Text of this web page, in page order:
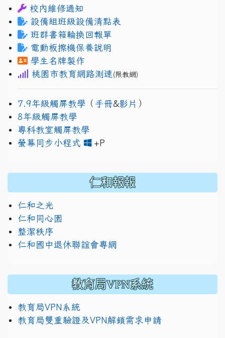
校內維修通知
設備組班級設備清點表
班群書箱輪換回報單
電動板擦機保養說明
學生名牌製作
桃園市教育網路測速 (限教網)
7.9年級觸屏教學 （ 手冊&影片 ）
8年級觸屏教學
專科教室觸屏教學
螢幕同步小程式
+P
仁和報報
仁和之光
仁和同心園
整潔秩序
仁和國中退休聯誼會專網
教育局VPN系統
教育局VPN系統
教育局雙重驗證及VPN解鎖需求申請